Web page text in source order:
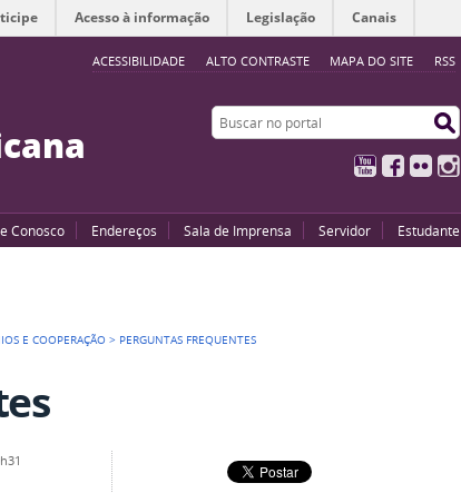
ACESSIBILIDADE ALTO CONTRASTE MAPA DO SITE RSS
Acesso à informação Legislação Canais
Buscar no portal
YouTubeFacebook
Flickr
Conosco Endereços Sala de Imprensa Servidor Estudante
E COOPERAÇÃO > PERGUNTAS FREQUENTES